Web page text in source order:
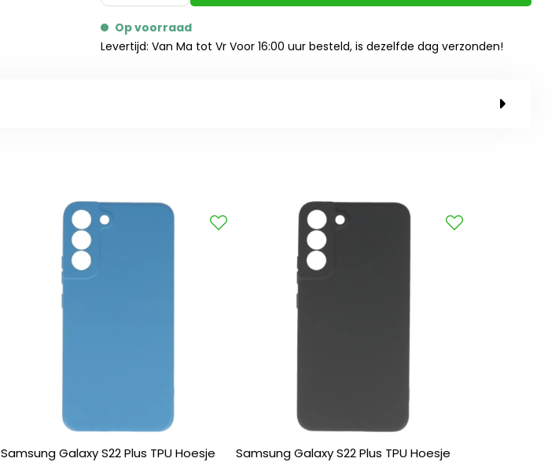
Op voorraad
Levertijd: Van Ma tot Vr Voor 16:00 uur besteld, is dezelfde dag verzonden!
Samsung Galaxy S22 Plus TPU Hoesje
Samsung Galaxy S22 Plus TPU Hoesje